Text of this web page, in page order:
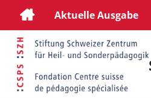
Aktuelle Ausgabe